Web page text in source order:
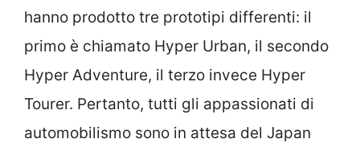
hanno prodotto tre prototipi differenti: il
primo è chiamato Hyper Urban, il secondo
Hyper Adventure, il terzo invece Hyper
Tourer. Pertanto, tutti gli appassionati di
automobilismo sono in attesa del Japan